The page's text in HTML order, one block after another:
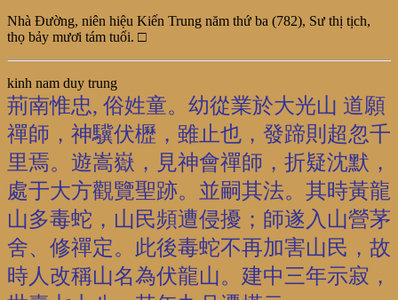
Nhà Đường, niên hiệu Kiến Trung năm thứ ba (782), Sư thị tịch,
thọ bảy mươi tám tuổi. □
kinh nam duy trung
荊南惟忠, 俗姓童。幼從業於大光山 道願
禪師，神驥伏櫪，雖止也，發蹄則超忽千
里焉。遊嵩嶽，見神會禪師，折疑沈默，
處于大方觀覽聖跡。並嗣其法。其時黃龍
山多毒蛇，山民頻遭侵擾；師遂入山營茅
舍、修禪定。此後毒蛇不再加害山民，故
時人改稱山名為伏龍山。建中三年示寂，